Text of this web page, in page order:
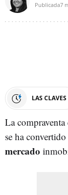
Publicada7
LAS CLAVES
La
se ha convertido
mercado